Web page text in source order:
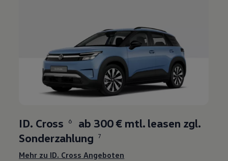
ID. Cross 6 ab 300 € mtl. leasen zgl.
Sonderzahlung
7
Mehr zu ID. Cross Angeboten